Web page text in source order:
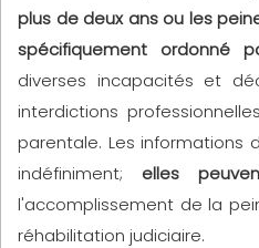
plus de deux ans ou les
spécifiquement ordonné
diverses incapacités et
interdictions
parentale. Les informations
indéfiniment; elles
l'accomplissement de la
réhabilitation judiciaire.